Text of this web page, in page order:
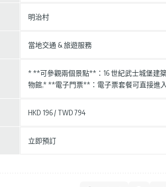
明治村
當地交通 & 旅遊服務
* **可參觀兩個景點**：16 世紀武士城堡建
物館,* **電子門票**：電子票套餐可直接進
HKD 196 / TWD 794
立即預訂